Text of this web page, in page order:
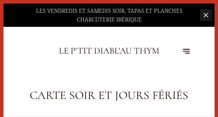
LES VENDREDIS ET SAMEDIS SOIR, TAPAS ET PLANCHES
CHARCUTERIE IBÉRIQUE
LE P'TIT DIABL'AU THYM
CARTE SOIR ET JOURS FÉRIÉS